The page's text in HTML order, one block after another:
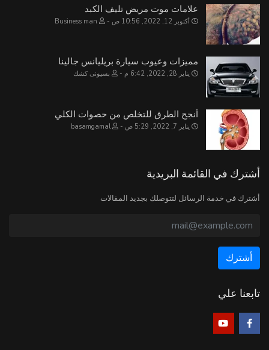
علامات موت مريض تليف الكبد
أكتوبر 12, 2022, 10:56 ص
مميزات وعيوب سيارة بريليانس جالينا
يناير 28, 2022, 6:42 م بسيونى كشك
أنجح الطرق للتخلص من حصوات الكلي
يناير 7, 2022, 5:29 ص basamgamal
أشترك في القائمة البريدية
أشترك في خدمة الرسائل لتتوصلك بجديد المقالات
تابعنا علي